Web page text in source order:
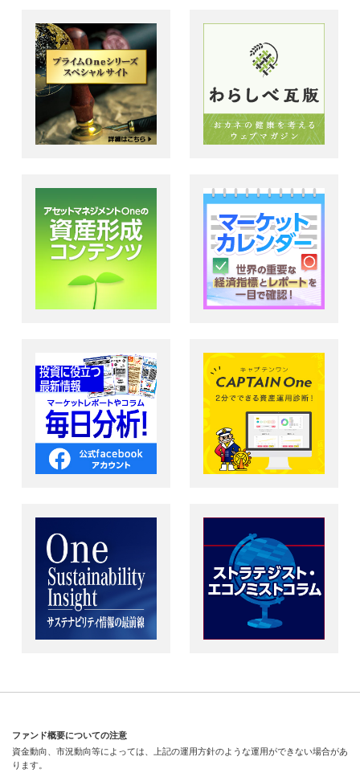
ファンド概要についての注意
資金動向、市況動向等によっては、上記の運用方針のような運用ができない場合があ
ります。